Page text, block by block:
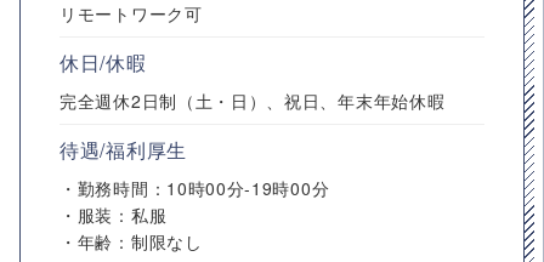
リモートワーク可
休日/休暇
完全週休2日制（土・日）、祝日、年末年始休暇
待遇/福利厚生
・勤務時間：10時00分-19時00分
・服装：私服
・年齢：制限なし